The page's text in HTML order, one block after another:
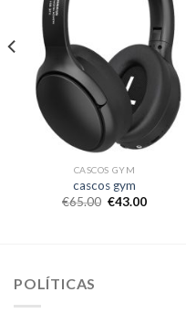
CASCOS GYM
cascos gym
€65.00 €43.00
POLÍTICAS